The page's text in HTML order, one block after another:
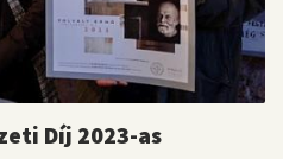
Díj 2023-as